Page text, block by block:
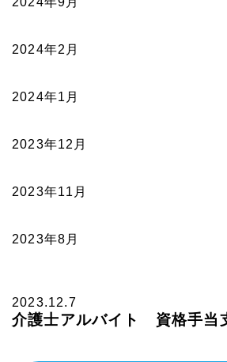
2024年2月
2024年1月
2023年12月
2023年11月
2023年8月
2023.12.7
介護士アルバイト 資格手当